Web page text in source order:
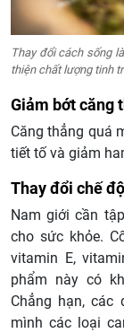
Thay đổi cách sống
thiện chất lượng tinh
Giảm bớt căng
Căng thẳng quá
tiết tố và giảm
Thay đổi chế
Nam giới cần
cho sức khỏe.
vitamin E,
phẩm này có
Chẳng hạn,
mình các loại